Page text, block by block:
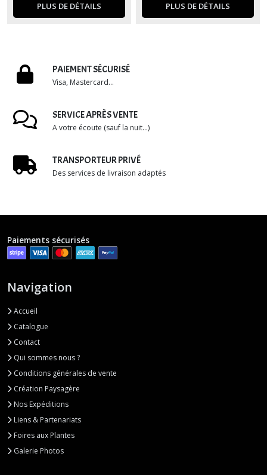
PLUS DE DÉTAILS PLUS DE DÉTAILS
PAIEMENT SÉCURISÉ
Visa, Mastercard...
SERVICE APRÈS VENTE
A votre écoute (sauf la nuit...)
TRANSPORTEUR PRIVÉ
Des services de livraison adaptés
Paiements sécurisés
Navigation
Accueil
Catalogue
Contact
Qui sommes nous ?
Conditions générales de vente
Création Paysagère
Nos Expéditions
Liens & Partenariats
Foires aux Plantes
Galerie Photos